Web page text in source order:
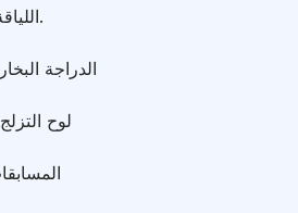
اللياقة البدنية واليوجا والبيلاتس.
الدراجة
لوح